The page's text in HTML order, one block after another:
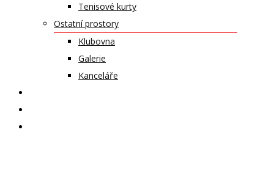
Tenisové kurty
Ostatní prostory
Klubovna
Galerie
Kanceláře